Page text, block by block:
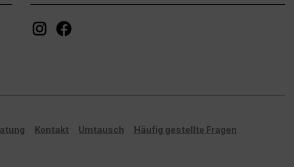
Kontakt Umtausch Häufig gestellte Fragen